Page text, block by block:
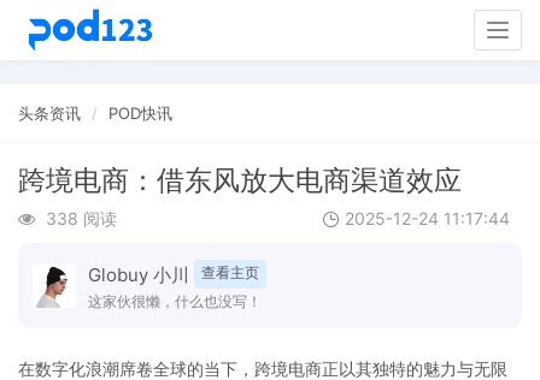
头条资讯 POD快讯
跨境电商：借东风放大电商渠道效应
338 阅读 2025-12-24 11:17:44
Globuy 小川
查看主页
这家伙很懒，什么也没写！
在数字化浪潮席卷全球的当下，跨境电商正以其独特的魅力与无限